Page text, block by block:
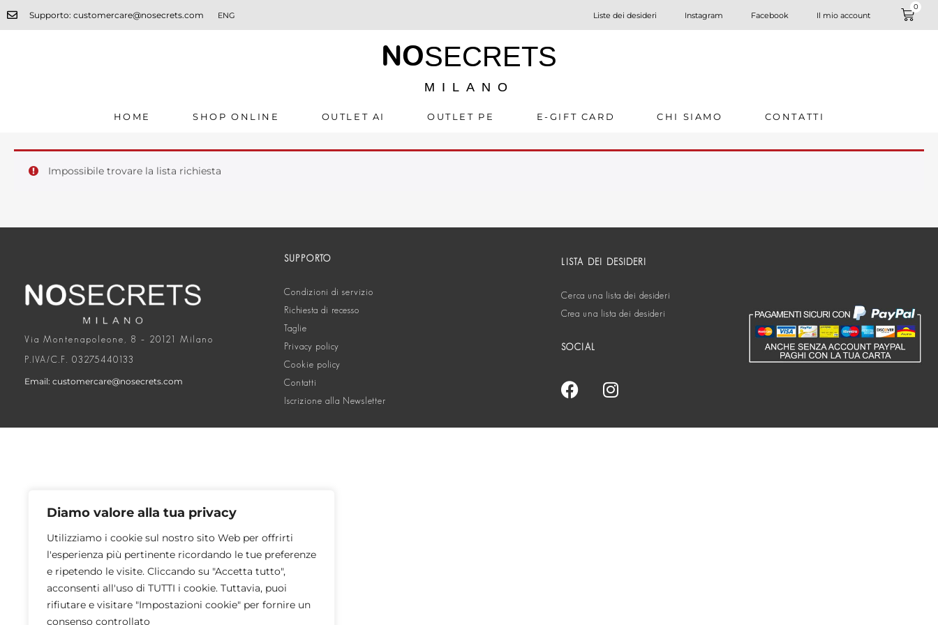
Diamo valore alla tua privacy
Utilizziamo i cookie sul nostro sito Web per offrirti
l'esperienza più pertinente ricordando le tue preferenze
e ripetendo le visite. Cliccando su "Accetta tutto",
acconsenti all'uso di TUTTI i cookie. Tuttavia, puoi
rifiutare e visitare "Impostazioni cookie" per fornire un
consenso controllato
Supporto: customercare@nosecrets.com ENG Liste dei desideri Instagram Facebook Il mio account
0
NOSECRETS
MILANO
HOME SHOP ONLINE OUTLET AI OUTLET PE E-GIFT CARD CHI SIAMO CONTATTI
Impossibile trovare la lista richiesta
Via Montenapoleone, 8 – 20121 Milano
P.IVA/C.F. 03275440133
Email: customercare@nosecrets.com
SUPPORTO
Condizioni di servizio
Richiesta di recesso
Taglie
Privacy policy
Cookie policy
Contatti
Iscrizione alla Newsletter
LISTA DEI DESIDERI
Cerca una lista dei desideri
Crea una lista dei desideri
SOCIAL